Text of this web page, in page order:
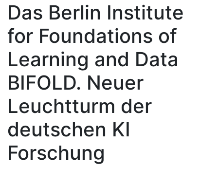
Das Berlin Institute
for Foundations of
Learning and Data
BIFOLD. Neuer
Leuchtturm der
deutschen KI
Forschung